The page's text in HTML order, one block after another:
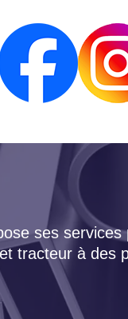
ses
tracteur à des